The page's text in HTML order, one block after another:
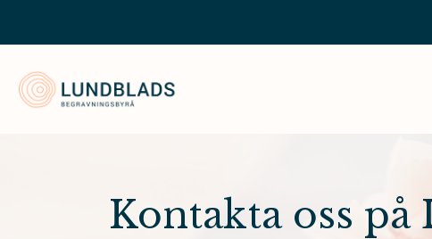
Kontakta oss